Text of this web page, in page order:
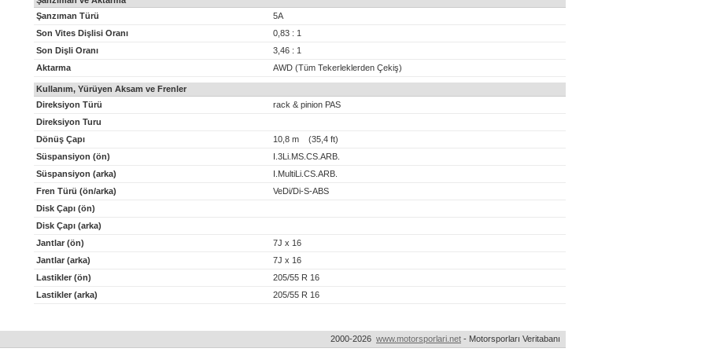
Şanzıman Türü
5A
Son Vites Dişlisi Oranı
0,83 : 1
Son Dişli Oranı
3,46 : 1
Aktarma
AWD (Tüm Tekerleklerden Çekiş)
Kullanım, Yürüyen Aksam ve Frenler
Direksiyon Türü
rack & pinion PAS
Direksiyon Turu
Dönüş Çapı
10,8 m (35,4 ft)
Süspansiyon (ön)
I.3Li.MS.CS.ARB.
Süspansiyon (arka)
I.MultiLi.CS.ARB.
Fren Türü (ön/arka)
VeDi/Di-S-ABS
Disk Çapı (ön)
Disk Çapı (arka)
Jantlar (ön)
7J x 16
Jantlar (arka)
7J x 16
Lastikler (ön)
205/55 R 16
Lastikler (arka)
205/55 R 16
2000-2026 www.motorsporlari.net - Motorsporları Veritabanı